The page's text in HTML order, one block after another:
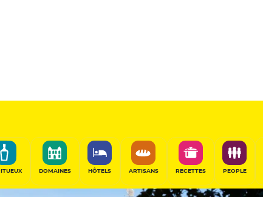
DOMAINES HÔTELS ARTISANS RECETTES PEOPLE